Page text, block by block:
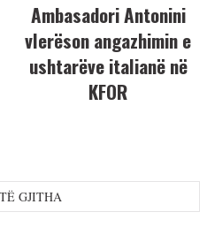
Ambasadori Antonini
vlerëson angazhimin e
ushtarëve italianë në
KFOR
GJITHA